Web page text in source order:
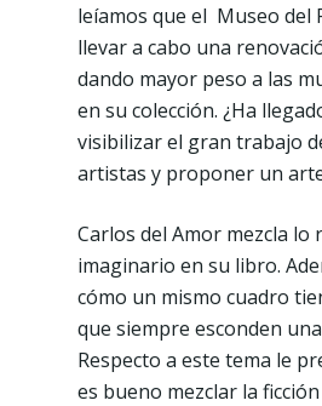
leíamos que el Museo del
llevar a cabo una
dando mayor peso a las
en su colección. ¿Ha
visibilizar el gran trabajo
artistas y proponer un
Carlos del Amor mezcla lo
imaginario en su libro.
cómo un mismo cuadro
que siempre esconden
Respecto a este tema le
es bueno mezclar la